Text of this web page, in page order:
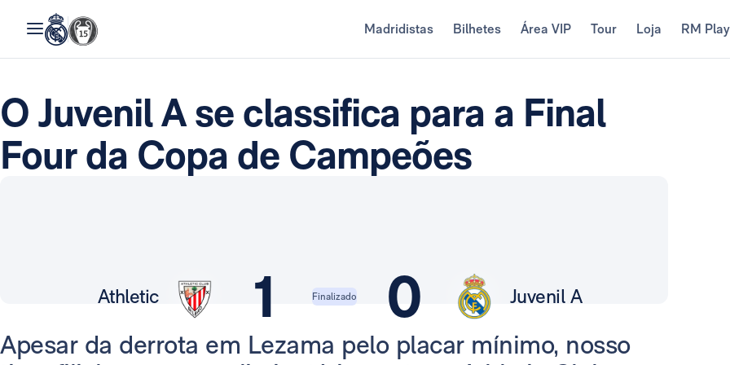
Madridistas Bilhetes Área VIP Tour Loja RM Play
O Juvenil A se classifica para a Final
Four da Copa de Campeões
1 0
Athletic Finalizado Juvenil A
Apesar da derrota em Lezama pelo placar mínimo, nosso